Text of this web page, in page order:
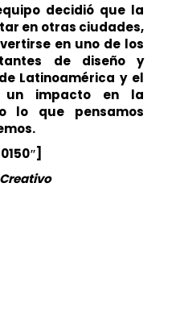
decidió que la
en otras ciudades,
en uno de los
de diseño y
Latinoamérica y el
impacto en la
lo que pensamos